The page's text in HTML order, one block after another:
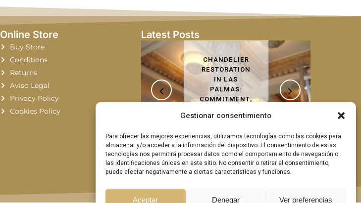
Gestionar consentimiento
Para ofrecer las mejores experiencias, utilizamos tecnologías como las cookies para
almacenar y/o acceder a la información del dispositivo. El consentimiento de estas
tecnologías nos permitirá procesar datos como el comportamiento de navegación o
las identificaciones únicas en este sitio. No consentir o retirar el consentimiento,
puede afectar negativamente a ciertas características y funciones.
Aceptar Denegar Ver preferencias
Online Store
Buy Store
Conditions
Returns
Aviso Legal
Privacy Policy
Cookies Policy
Latest Posts
CHANDELIER
RESTORATION
CRAFTSMANSHIP
RESTORATION
REPORT OF A
LAMP